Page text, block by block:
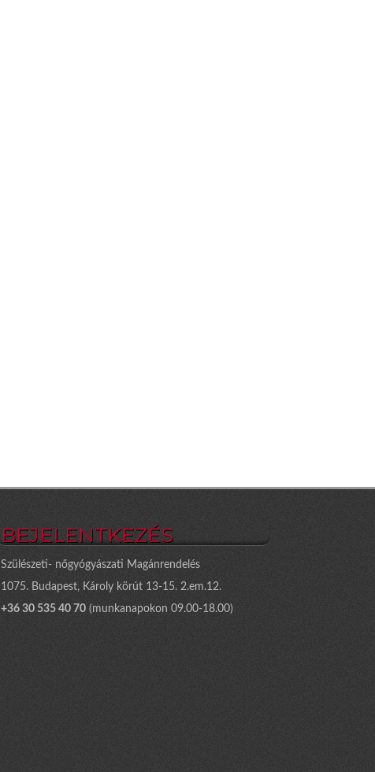
BEJELENTKEZÉS
Szülészeti- nőgyógyászati Magánrendelés
1075. Budapest, Károly körút 13-15. 2.em.12.
+36 30 535 40 70 (munkanapokon 09.00-18.00)